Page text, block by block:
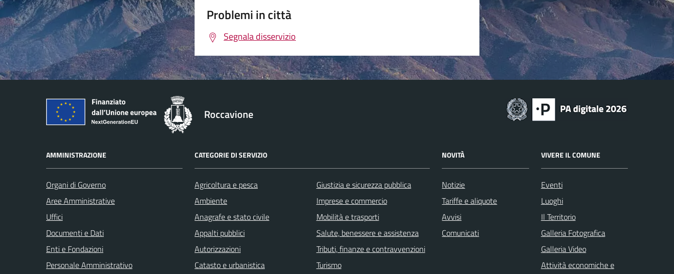
Problemi in città
Segnala disservizio
Roccavione
AMMINISTRAZIONE
Organi di Governo
Aree Amministrative
Uffici
Documenti e Dati
Enti e Fondazioni
Personale Amministrativo
CATEGORIE DI SERVIZIO
Agricoltura e pesca
Ambiente
Anagrafe e stato civile
Appalti pubblici
Autorizzazioni
Catasto e urbanistica
Giustizia e sicurezza pubblica
Imprese e commercio
Mobilità e trasporti
Salute, benessere e assistenza
Tributi, finanze e contravvenzioni
Turismo
NOVITÀ
Notizie
Tariffe e aliquote
Avvisi
Comunicati
VIVERE IL COMUNE
Eventi
Luoghi
Il Territorio
Galleria Fotografica
Galleria Video
Attività economiche e